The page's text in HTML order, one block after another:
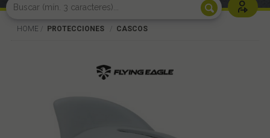
Usuarios
HOME PROTECCIONES CASCOS